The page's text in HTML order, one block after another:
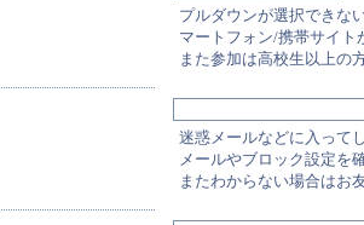
プルダウンが選択できな
マートフォン/携帯サイト
また参加は高校生以上の
迷惑メールなどに入って
メールやブロック設定を
またわからない場合はお